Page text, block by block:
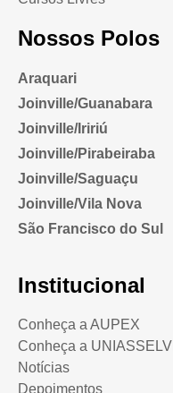
Nossos Polos
Araquari
Joinville/Guanabara
Joinville/Iririú
Joinville/Pirabeiraba
Joinville/Saguaçu
Joinville/Vila Nova
São Francisco do Sul
Institucional
Conheça a AUPEX
Conheça a UNIASSELVI
Notícias
Depoimentos